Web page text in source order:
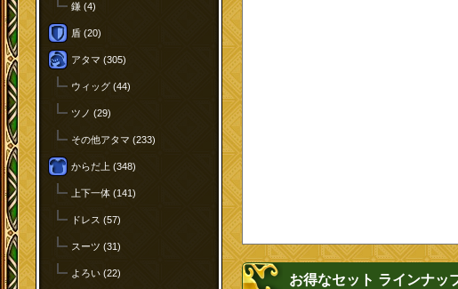
鎌 (4)
盾 (20)
アタマ (305)
ウィッグ (44)
ツノ (29)
その他アタマ (233)
からだ上 (348)
上下一体 (141)
ドレス (57)
スーツ (31)
よろい (22) お得なセット ラインナッ